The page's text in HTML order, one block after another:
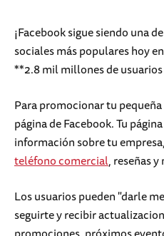
¡Facebook sigue siendo una
sociales más populares hoy
**2.8 mil millones de
Para promocionar tu
página de Facebook. Tu
información sobre tu
teléfono comercial, reseñas y
Los usuarios pueden "darle
seguirte y recibir